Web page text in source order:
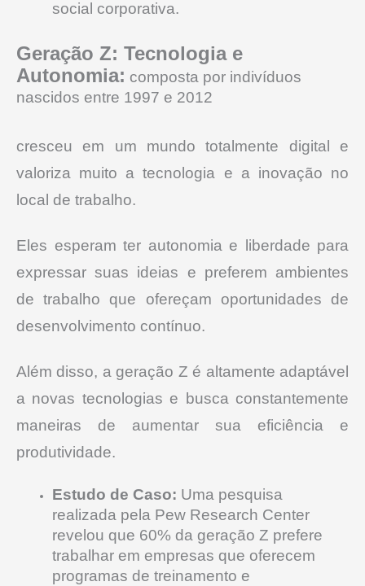
social corporativa.
Geração Z: Tecnologia e
Autonomia: composta por indivíduos
nascidos entre 1997 e 2012
cresceu em um mundo totalmente digital e
valoriza muito a tecnologia e a inovação no
local de trabalho.
Eles esperam ter autonomia e liberdade para
expressar suas ideias e preferem ambientes
de trabalho que ofereçam oportunidades de
desenvolvimento contínuo.
Além disso, a geração Z é altamente adaptável
a novas tecnologias e busca constantemente
maneiras de aumentar sua eficiência e
produtividade.
Estudo de Caso: Uma pesquisa
realizada pela Pew Research Center
revelou que 60% da geração Z prefere
trabalhar em empresas que oferecem
programas de treinamento e